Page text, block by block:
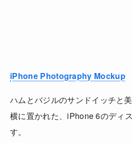
iPhone Photography Mockup
ハムとバジルのサンドイッチと
横に置かれた、iPhone 6のディ
す。